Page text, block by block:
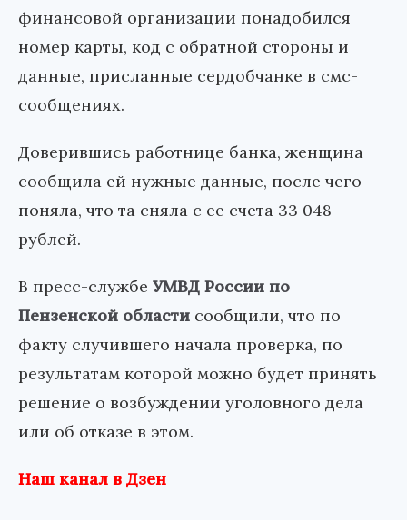
финансовой организации понадобился
номер карты, код с обратной стороны и
данные, присланные сердобчанке в смс-
сообщениях.
Доверившись работнице банка, женщина
сообщила ей нужные данные, после чего
поняла, что та сняла с ее счета 33 048
рублей.
В пресс-службе УМВД России по
Пензенской области сообщили, что по
факту случившего начала проверка, по
результатам которой можно будет принять
решение о возбуждении уголовного дела
или об отказе в этом.
Наш канал в Дзен